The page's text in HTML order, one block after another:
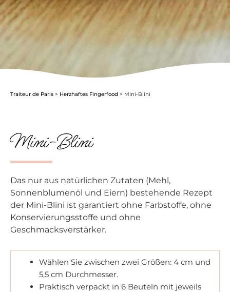
Traiteur de Paris > Herzhaftes Fingerfood > Mini-Blini
Mini-Blini
Das nur aus natürlichen Zutaten (Mehl,
Sonnenblumenöl und Eiern) bestehende Rezept
der Mini-Blini ist garantiert ohne Farbstoffe, ohne
Konservierungsstoffe und ohne
Geschmacksverstärker.
Wählen Sie zwischen zwei Größen: 4 cm und
5,5 cm Durchmesser.
Praktisch verpackt in 6 Beuteln mit jeweils